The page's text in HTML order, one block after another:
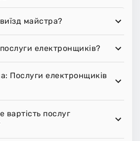
майстра?
електронщиків?
Послуги електронщиків
вартість послуг